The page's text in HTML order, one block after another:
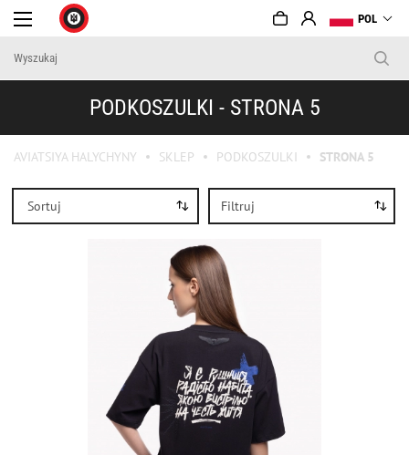
POL
PODKOSZULKI - STRONA 5
AVIATSIYA HALYCHYNY SKLEP PODKOSZULKI STRONA 5
Filtruj
Sortuj